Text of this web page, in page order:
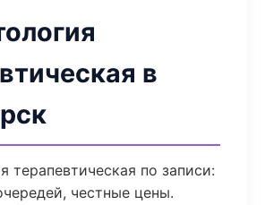
в
терапевтическая по записи:
честные цены.